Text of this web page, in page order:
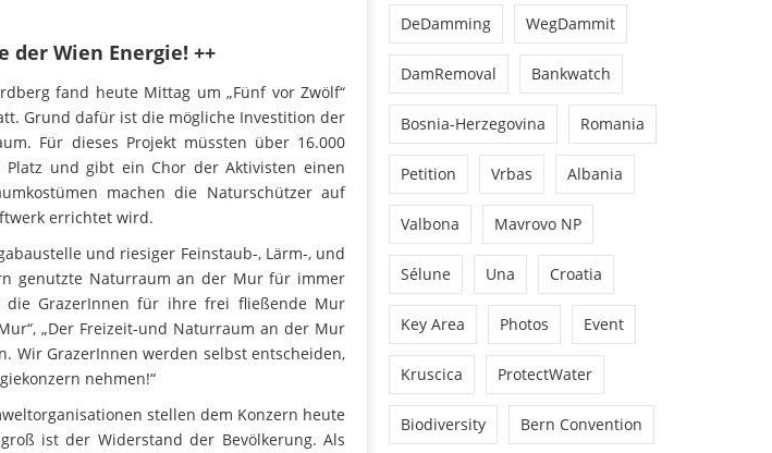
Wien Energie! ++
fand heute Mittag um „Fünf vor Zwölf“
Grund dafür ist die mögliche Investition der
Für dieses Projekt müssten über 16.000
und gibt ein Chor der Aktivisten einen
machen die Naturschützer auf
errichtet wird.
und riesiger Feinstaub-, Lärm-, und
genutzte Naturraum an der Mur für immer
die GrazerInnen für ihre frei fließende Mur
„Der Freizeit-und Naturraum an der Mur
Wir GrazerInnen werden selbst entscheiden,
nehmen!“
stellen dem Konzern heute
ist der Widerstand der Bevölkerung. Als
DeDamming WegDammit
DamRemoval Bankwatch
Bosnia-Herzegovina Romania
Petition Vrbas Albania
Valbona Mavrovo NP
Sélune Una Croatia
Key Area Photos Event
Kruscica ProtectWater
Biodiversity Bern Convention